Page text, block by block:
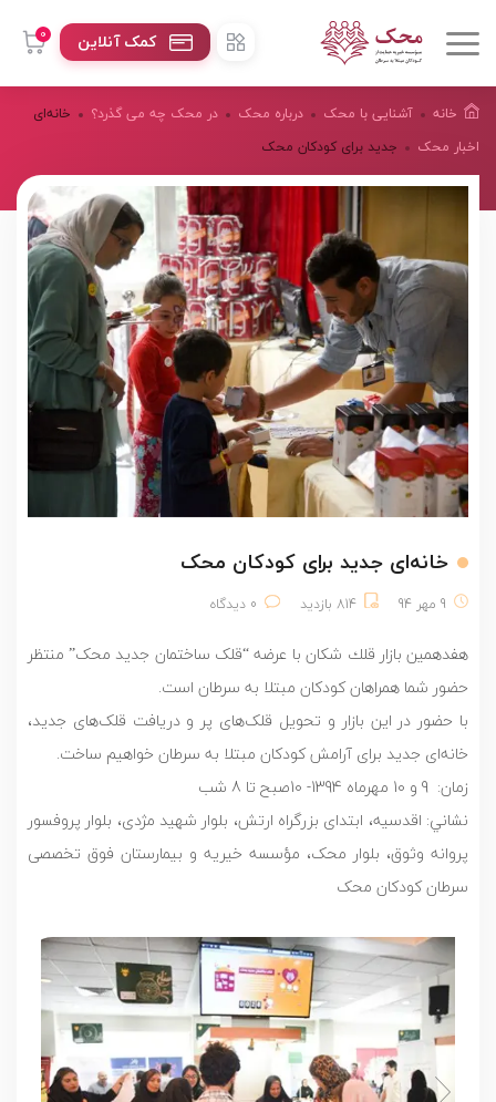
0 کمک آنلاین
خانه آشنایی با محک درباره محک
در محک چه می گذرد؟
اخبار محک
خانه‌ای
جدید برای کودکان محک
خانه‌ای جدید برای کودکان محک
9 مهر 94 814 بازدید 0 دیدگاه
هفدهمين بازار قلك شكان با عرضه “قلک ساختمان جدید محک” منتظر
حضور شما همراهان کودکان مبتلا به سرطان است.
با حضور در این بازار و تحویل قلک‌های پر و دریافت قلک‌های جدید،
خانه‌ای جدید برای آرامش کودکان مبتلا به سرطان خواهیم ساخت.
زمان: 9 و 10 مهرماه 1394- 10صبح تا 8 شب
نشاني: اقدسیه، ابتدای بزرگراه ارتش، بلوار شهید مژدی، بلوار پروفسور
پروانه وثوق، بلوار محک، مؤسسه خیریه و بیمارستان فوق تخصصی
سرطان کودکان محک